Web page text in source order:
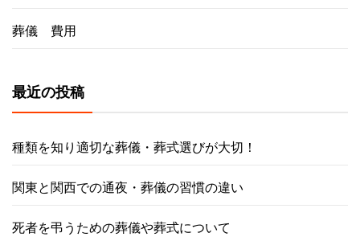
葬儀 費用
最近の投稿
種類を知り適切な葬儀・葬式選びが大切！
関東と関西での通夜・葬儀の習慣の違い
死者を弔うための葬儀や葬式について